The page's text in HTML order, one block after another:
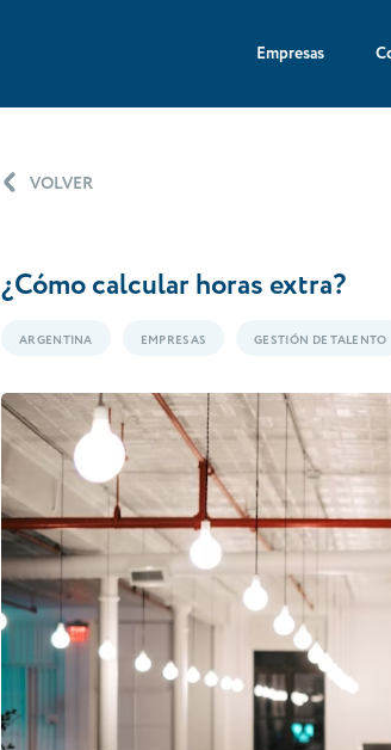
Empresas
VOLVER
¿Cómo calcular horas extra?
ARGENTINA EMPRESAS GESTIÓN DE TALENTO